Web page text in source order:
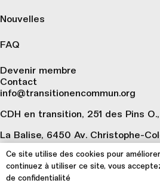
Nouvelles
FAQ
Devenir membre
Contact
info@transitionencommun.org
CDH en transition, 251 des Pins
La Balise, 6450 Av. Christophe-
S’inscrire à notre infolettre 🗞️
Ce site utilise des cookies pour
continuez à utiliser ce site, vous
de confidentialité